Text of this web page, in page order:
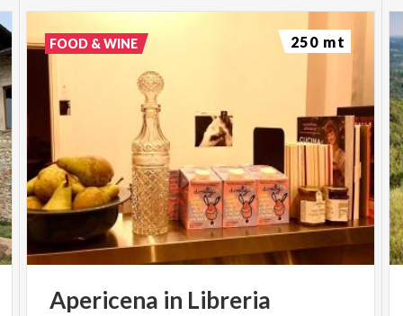
Apericena in Libreria
FOOD & WINE 250 mt